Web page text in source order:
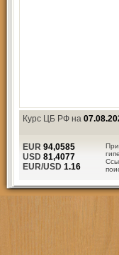
Курс ЦБ РФ на
При
EUR 94,0585
USD 81,4077
EUR/USD 1.16